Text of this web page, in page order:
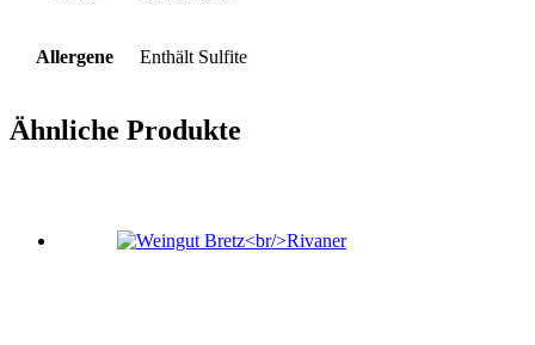
Allergene Enthält Sulfite
Ähnliche Produkte